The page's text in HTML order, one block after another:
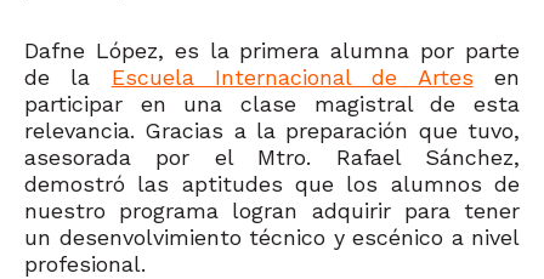
Dafne López, es la primera alumna por parte
de la Escuela Internacional de Artes en
participar en una clase magistral de esta
relevancia. Gracias a la preparación que tuvo,
asesorada por el Mtro. Rafael Sánchez,
demostró las aptitudes que los alumnos de
nuestro programa logran adquirir para tener
un desenvolvimiento técnico y escénico a nivel
profesional.